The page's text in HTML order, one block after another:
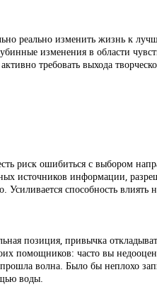
реально изменить жизнь к
изменения в области
требовать выхода
риск ошибиться с выбором
источников информации,
Усиливается способность
позиция, привычка
помощников: часто вы
прошла волна. Было бы неплохо
воды.